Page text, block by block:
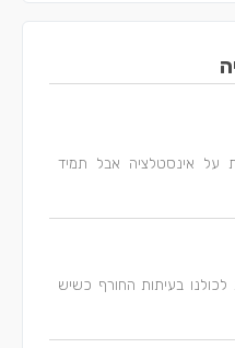
על אינסטלציה אבל תמיד
בעיתות החורף כשיש